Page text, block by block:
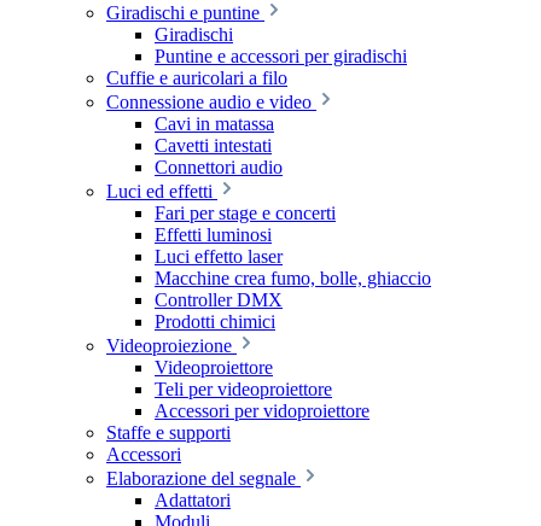
Giradischi e puntine
Giradischi
Puntine e accessori per giradischi
Cuffie e auricolari a filo
Connessione audio e video
Cavi in matassa
Cavetti intestati
Connettori audio
Luci ed effetti
Fari per stage e concerti
Effetti luminosi
Luci effetto laser
Macchine crea fumo, bolle, ghiaccio
Controller DMX
Prodotti chimici
Videoproiezione
Videoproiettore
Teli per videoproiettore
Accessori per vidoproiettore
Staffe e supporti
Accessori
Elaborazione del segnale
Adattatori
Moduli